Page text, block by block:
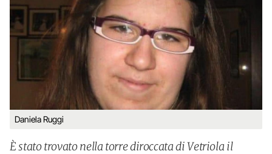
Daniela Ruggi
È stato trovato nella torre diroccata di Vetriola il